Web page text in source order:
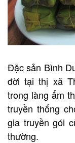
Đặc sản Bình
đời tại thị xã
trong làng ẩm
truyền thống
gia truyền gói
thường.